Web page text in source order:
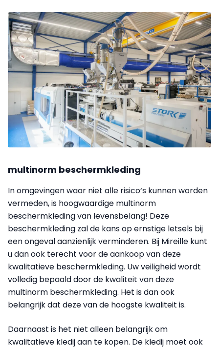
multinorm beschermkleding
In omgevingen waar niet alle risico‘s kunnen worden
vermeden, is hoogwaardige multinorm
beschermkleding van levensbelang! Deze
beschermkleding zal de kans op ernstige letsels bij
een ongeval aanzienlijk verminderen. Bij Mireille kunt
u dan ook terecht voor de aankoop van deze
kwalitatieve beschermkleding. Uw veiligheid wordt
volledig bepaald door de kwaliteit van deze
multinorm beschermkleding. Het is dan ook
belangrijk dat deze van de hoogste kwaliteit is.
Daarnaast is het niet alleen belangrijk om
kwalitatieve kledij aan te kopen. De kledij moet ook